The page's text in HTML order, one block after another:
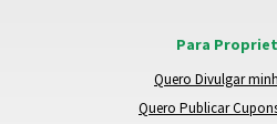
Para
Quero Divulgar
Quero Publicar